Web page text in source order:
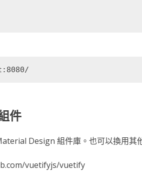
件
Design 組件庫。也可以換用其
vuetifyjs/vuetify